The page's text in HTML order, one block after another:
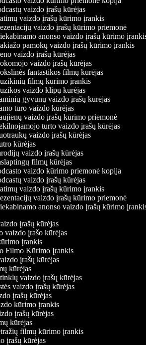
vaizdo įrašų kūrėjas
vaizdo įrašų kūrimo įrankis
vaizdo įrašų kūrimo priemonė
anonso vaizdo įrašų kūrimo įrankis
pamokų vaizdo įrašų kūrimo įrankis
vaizdo įrašų kūrėjas
vaizdo įrašų kūrėjas
fantastikos filmų kūrėjas
filmų kūrimo įrankis
vaizdo klipų kūrėjas
gyvūnų vaizdo įrašų kūrėjas
turo vaizdo kūrėjas
vaizdo įrašų kūrimo priemonė
turto vaizdo įrašų kūrėjas
vaizdo įrašų kūrėjas
kūrėjas
vaizdo įrašų kūrėjas
filmų kūrėjas
vaizdo kūrimo priemonė kopija
vaizdo įrašų kūrėjas
vaizdo įrašų kūrimo įrankis
vaizdo įrašų kūrimo priemonė
anonso vaizdo įrašų kūrimo įrankis
įrašų kūrėjas
vaizdo įrašo kūrėjas
įrankis
Filmo Kūrimo Įrankis
įrašų kūrėjas
kūrėjas
tinklų vaizdo įrašų kūrėjas
vaizdo įrašų kūrėjas
įrašų kūrėjas
kūrimo įrankis
įrašų kūrėjas
kūrėjas
filmų kūrimo įrankis
įrašų kūrėjas